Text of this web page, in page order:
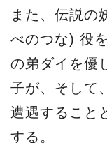
また、伝説の
べのつな) 役
の弟ダイを優
子が、そして
遭遇すること
する。